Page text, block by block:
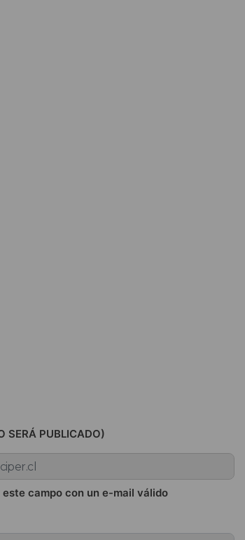
SERÁ PUBLICADO)
este campo con un e-mail válido